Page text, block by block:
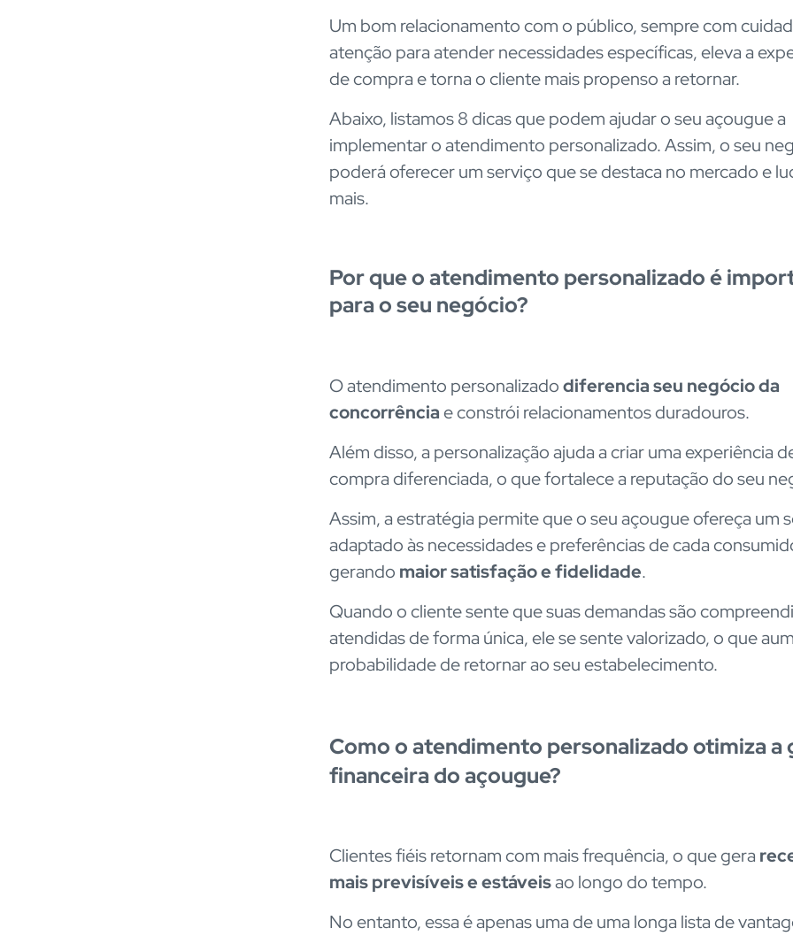
Um bom relacionamento com o público, sempre com
atenção para atender necessidades específicas, eleva a
de compra e torna o cliente mais propenso a retornar.
Abaixo, listamos 8 dicas que podem ajudar o seu açougue a
implementar o atendimento personalizado. Assim, o seu
poderá oferecer um serviço que se destaca no mercado e
mais.
Por que o atendimento personalizado é
para o seu negócio?
O atendimento personalizadodiferencia seu negócio da
concorrênciae constrói relacionamentos duradouros.
Além disso, a personalização ajuda a criar uma experiência
compra diferenciada, o que fortalece a reputação do seu
Assim, a estratégia permite que o seu açougue ofereça um
adaptado às necessidades e preferências de cada
gerando maior satisfação e fidelidade.
Quando o cliente sente que suas demandas são
atendidas de forma única, ele se sente valorizado, o que
probabilidade de retornar ao seu estabelecimento.
Como o atendimento personalizado otimiza a
financeira do açougue?
Clientes fiéis retornam com mais frequência, o que gera
mais previsíveis e estáveisao longo do tempo.
No entanto, essa é apenas uma de uma longa lista de